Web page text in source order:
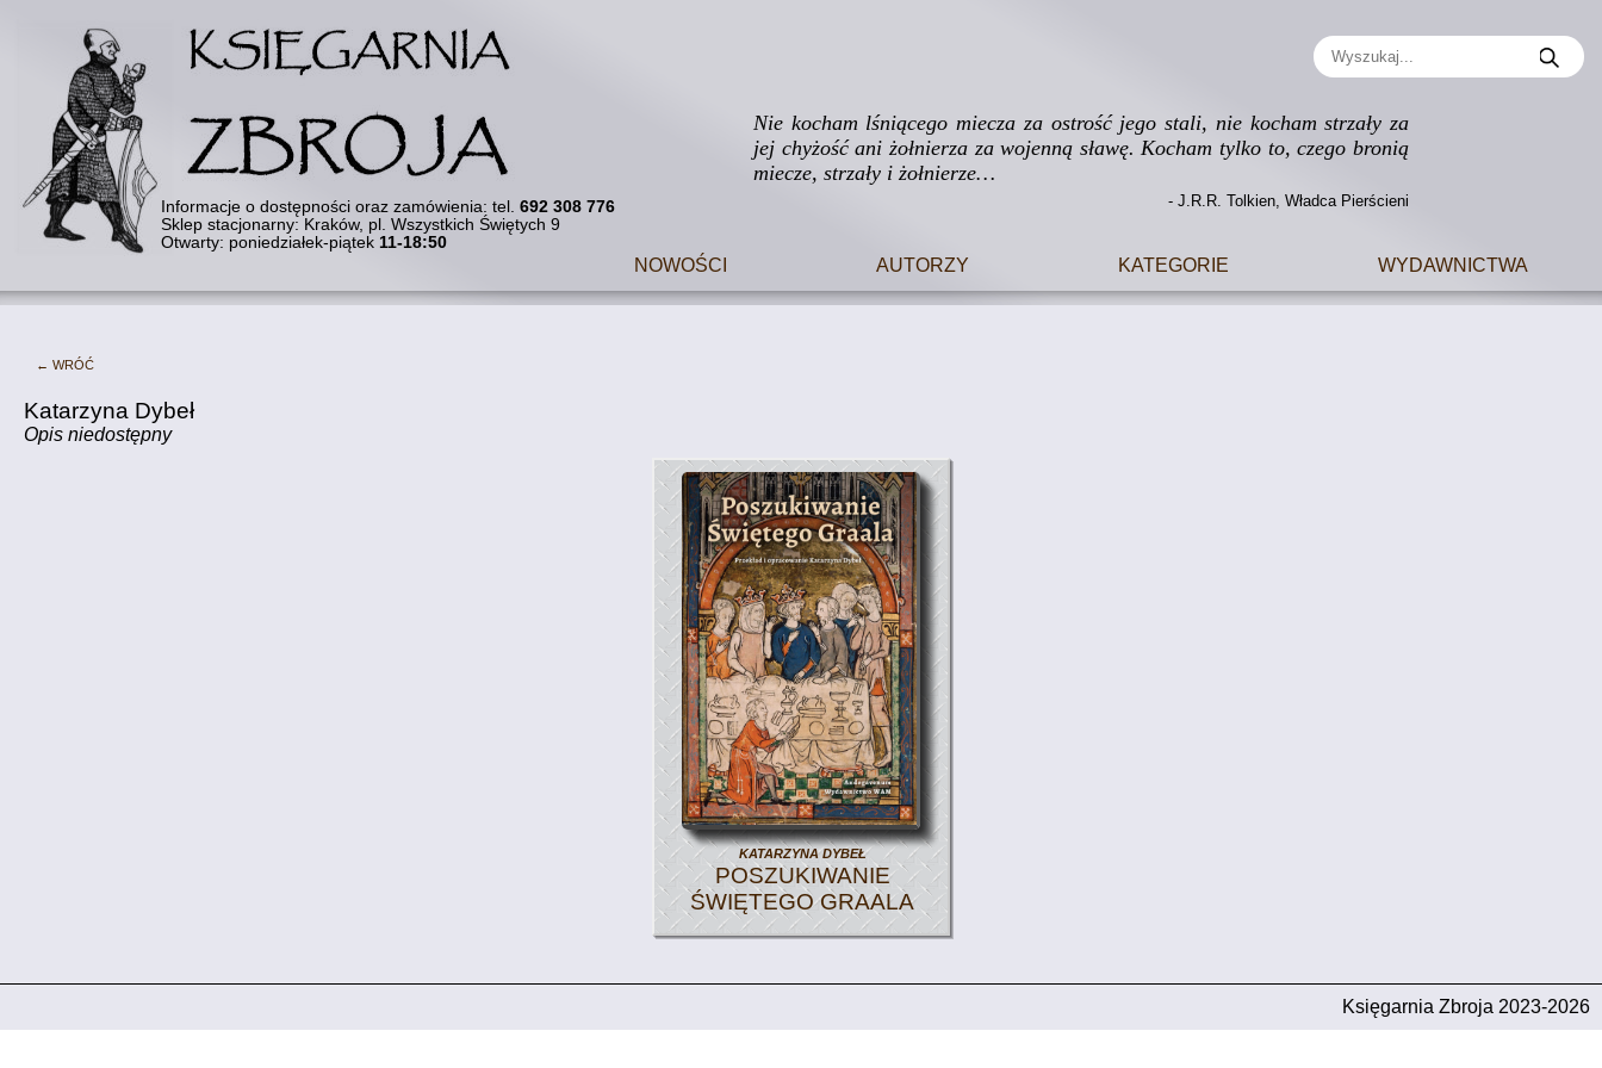
Informacje o dostępności oraz zamówienia: tel. 692 308 776
Sklep stacjonarny: Kraków, pl. Wszystkich Świętych 9
Otwarty: poniedziałek-piątek 11-18:50
Nie kocham lśniącego miecza za ostrość jego stali, nie kocham strzały za
jej chyżość ani żołnierza za wojenną sławę. Kocham tylko to, czego bronią
miecze, strzały i żołnierze…
- J.R.R. Tolkien, Władca Pierścieni
Nowości Autorzy Kategorie Wydawnictwa
← Wróć
Katarzyna Dybeł
Opis niedostępny
Katarzyna Dybeł
POSZUKIWANIE
ŚWIĘTEGO GRAALA
Księgarnia Zbroja 2023-2026